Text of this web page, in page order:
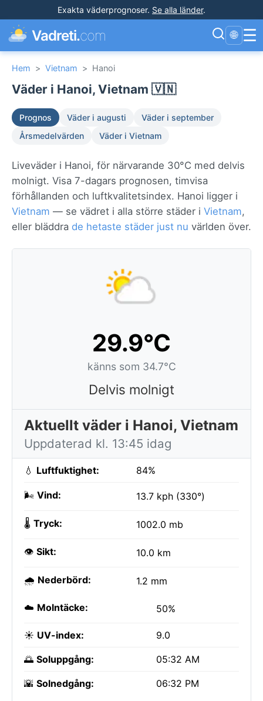
Exakta väderprognoser. Se alla länder.
Vadreti.com 🌐 ☰
Hem > Vietnam > Hanoi
Väder i Hanoi, Vietnam 🇻🇳
Prognos Väder i augusti
Väder i september
Årsmedelvärden
Väder i Vietnam
Liveväder i Hanoi, för närvarande 30°C med delvis
molnigt. Visa 7-dagars prognosen, timvisa
förhållanden och luftkvalitetsindex. Hanoi ligger i
Vietnam — se vädret i alla större städer i Vietnam,
eller bläddra de hetaste städer just nu världen över.
29.9°C
känns som 34.7°C
Delvis molnigt
Aktuellt väder i Hanoi, Vietnam
Uppdaterad kl. 13:45 idag
💧 Luftfuktighet: 84%
🌬️ Vind: 13.7 kph (330°)
🌡️ Tryck: 1002.0 mb
👁️ Sikt: 10.0 km
🌧️ Nederbörd: 1.2 mm
☁️ Molntäcke: 50%
☀️ UV-index: 9.0
🌅 Soluppgång: 05:32 AM
🌇 Solnedgång: 06:32 PM